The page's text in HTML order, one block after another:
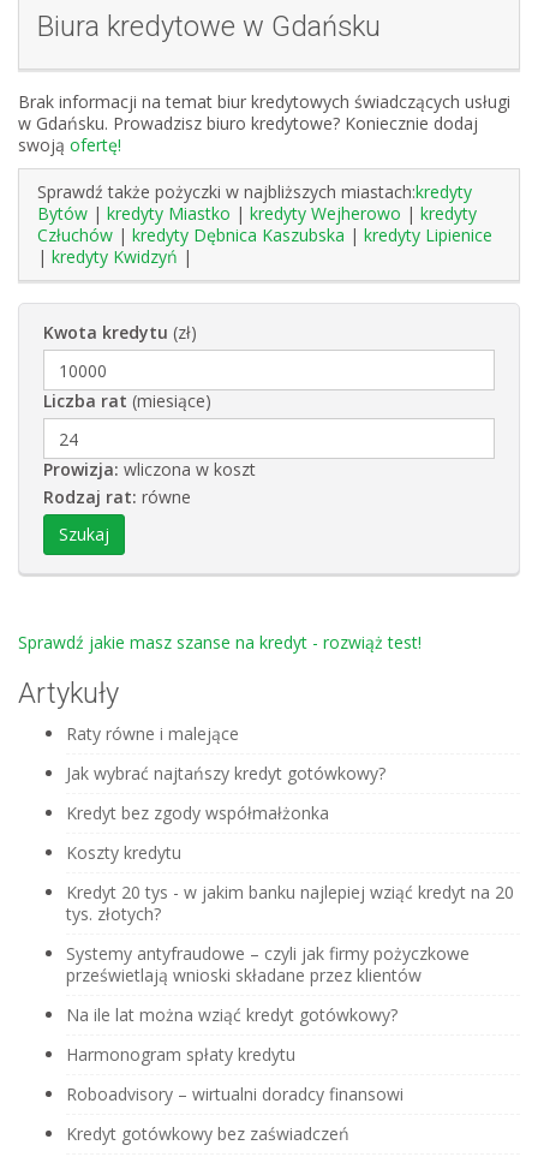
Biura kredytowe w Gdańsku
Brak informacji na temat biur kredytowych świadczących usługi
w Gdańsku. Prowadzisz biuro kredytowe? Koniecznie dodaj
swoją ofertę!
Sprawdź także pożyczki w najbliższych miastach:kredyty
Bytów | kredyty Miastko | kredyty Wejherowo | kredyty
Człuchów | kredyty Dębnica Kaszubska | kredyty Lipienice
| kredyty Kwidzyń |
Kwota kredytu (zł)
Liczba rat (miesiące)
Prowizja: wliczona w koszt
Rodzaj rat: równe
Sprawdź jakie masz szanse na kredyt - rozwiąż test!
Artykuły
Raty równe i malejące
Jak wybrać najtańszy kredyt gotówkowy?
Kredyt bez zgody współmałżonka
Koszty kredytu
Kredyt 20 tys - w jakim banku najlepiej wziąć kredyt na 20
tys. złotych?
Systemy antyfraudowe – czyli jak firmy pożyczkowe
prześwietlają wnioski składane przez klientów
Na ile lat można wziąć kredyt gotówkowy?
Harmonogram spłaty kredytu
Roboadvisory – wirtualni doradcy finansowi
Kredyt gotówkowy bez zaświadczeń